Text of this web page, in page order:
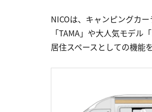
NICOは、キャンピングカ
「TAMA」や大人気モデル
居住スペースとしての機能